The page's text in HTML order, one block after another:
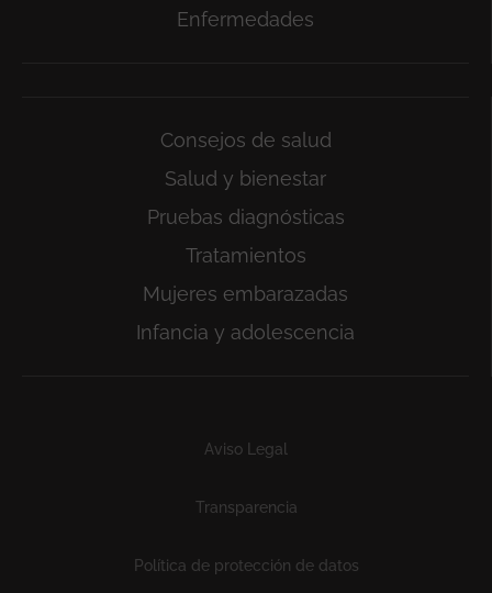
Enfermedades
Consejos de salud
Salud y bienestar
Pruebas diagnósticas
Tratamientos
Mujeres embarazadas
Infancia y adolescencia
Aviso Legal
Transparencia
Política de protección de datos